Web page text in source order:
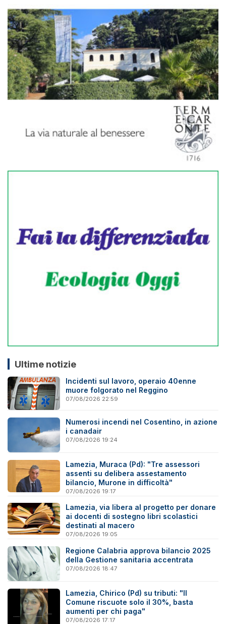
Ultime notizie
Incidenti sul lavoro, operaio 40enne
muore folgorato nel Reggino
07/08/2026 22:59
Numerosi incendi nel Cosentino, in azione
i canadair
07/08/2026 19:24
Lamezia, Muraca (Pd): "Tre assessori
assenti su delibera assestamento
bilancio, Murone in difficoltà"
07/08/2026 19:17
Lamezia, via libera al progetto per donare
ai docenti di sostegno libri scolastici
destinati al macero
07/08/2026 19:05
Regione Calabria approva bilancio 2025
della Gestione sanitaria accentrata
07/08/2026 18:47
Lamezia, Chirico (Pd) su tributi: "Il
Comune riscuote solo il 30%, basta
aumenti per chi paga"
07/08/2026 17:17